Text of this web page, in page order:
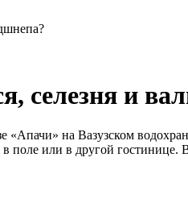
селезня и
«Апачи» на Вазузском
поле или в другой